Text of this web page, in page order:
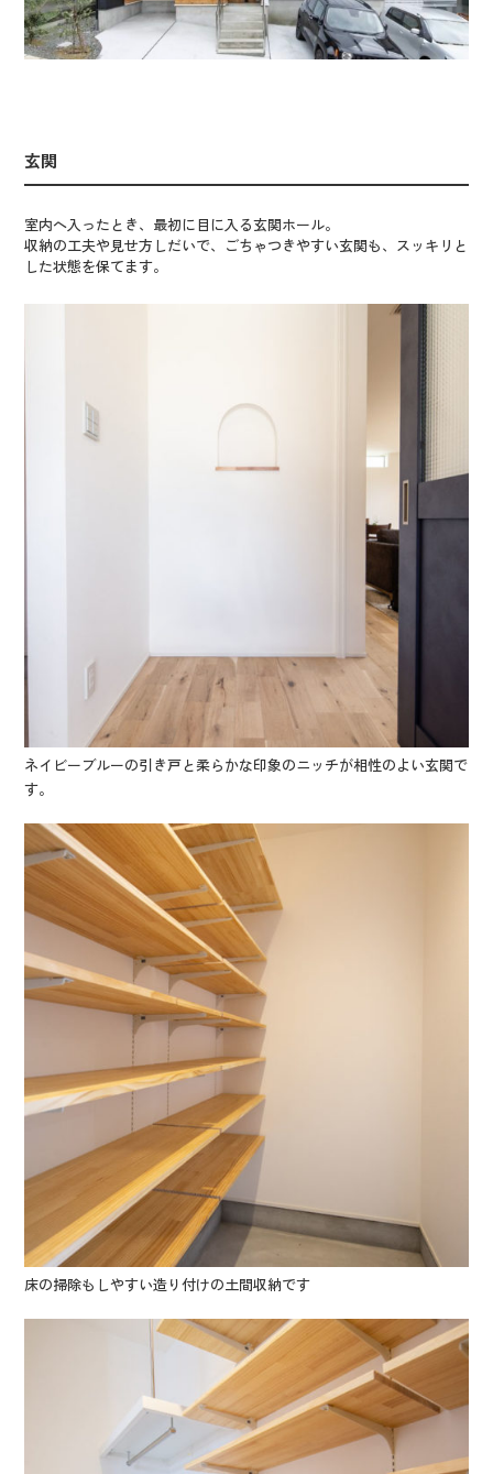
玄関
室内へ入ったとき、最初に目に入る玄関ホール。
収納の工夫や見せ方しだいで、ごちゃつきやすい玄関も、スッキリと
した状態を保てます。
ネイビーブルーの引き戸と柔らかな印象のニッチが相性のよい玄関で
す。
床の掃除もしやすい造り付けの土間収納です